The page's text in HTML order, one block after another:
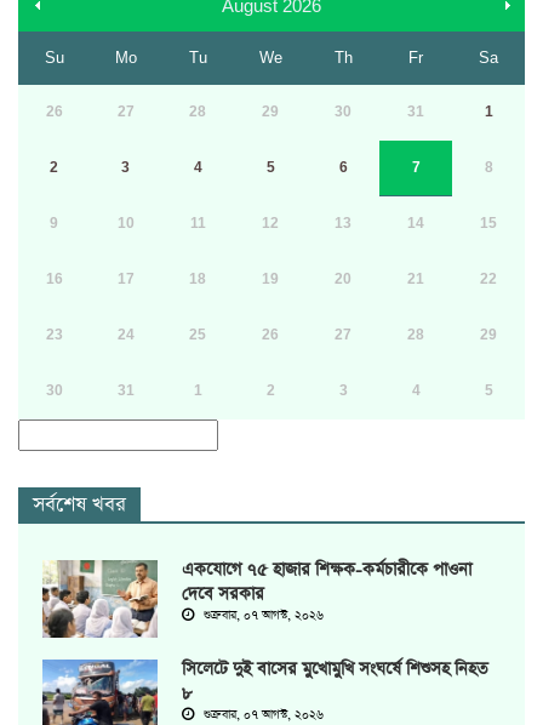
August 2026
Su Mo Tu We Th Fr Sa
26 27 28 29 30 31 1
2 3 4 5 6 7 8
9 10 11 12 13 14 15
16 17 18 19 20 21 22
23 24 25 26 27 28 29
30 31 1 2 3 4 5
সর্বশেষ খবর
একযোগে ৭৫ হাজার শিক্ষক-কর্মচারীকে পাওনা
দেবে সরকার
শুক্রবার, ০৭ আগস্ট, ২০২৬
সিলেটে দুই বাসের মুখোমুখি সংঘর্ষে শিশুসহ নিহত
৮
শুক্রবার, ০৭ আগস্ট, ২০২৬